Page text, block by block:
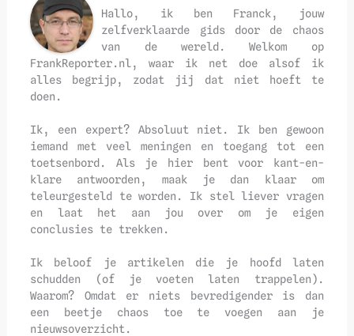
Hallo, ik ben Franck, jouw
zelfverklaarde gids door de chaos
van de wereld. Welkom op
FrankReporter.nl, waar ik net doe alsof ik
alles begrijp, zodat jij dat niet hoeft te
doen.
Ik, een expert? Absoluut niet. Ik ben gewoon
iemand met veel meningen en toegang tot een
toetsenbord. Als je hier bent voor kant-en-
klare antwoorden, maak je dan klaar om
teleurgesteld te worden. Ik stel liever vragen
en laat het aan jou over om je eigen
conclusies te trekken.
Ik beloof je artikelen die je hoofd laten
schudden (of je voeten laten trappelen).
Waarom? Omdat er niets bevredigender is dan
een beetje chaos toe te voegen aan je
nieuwsoverzicht.